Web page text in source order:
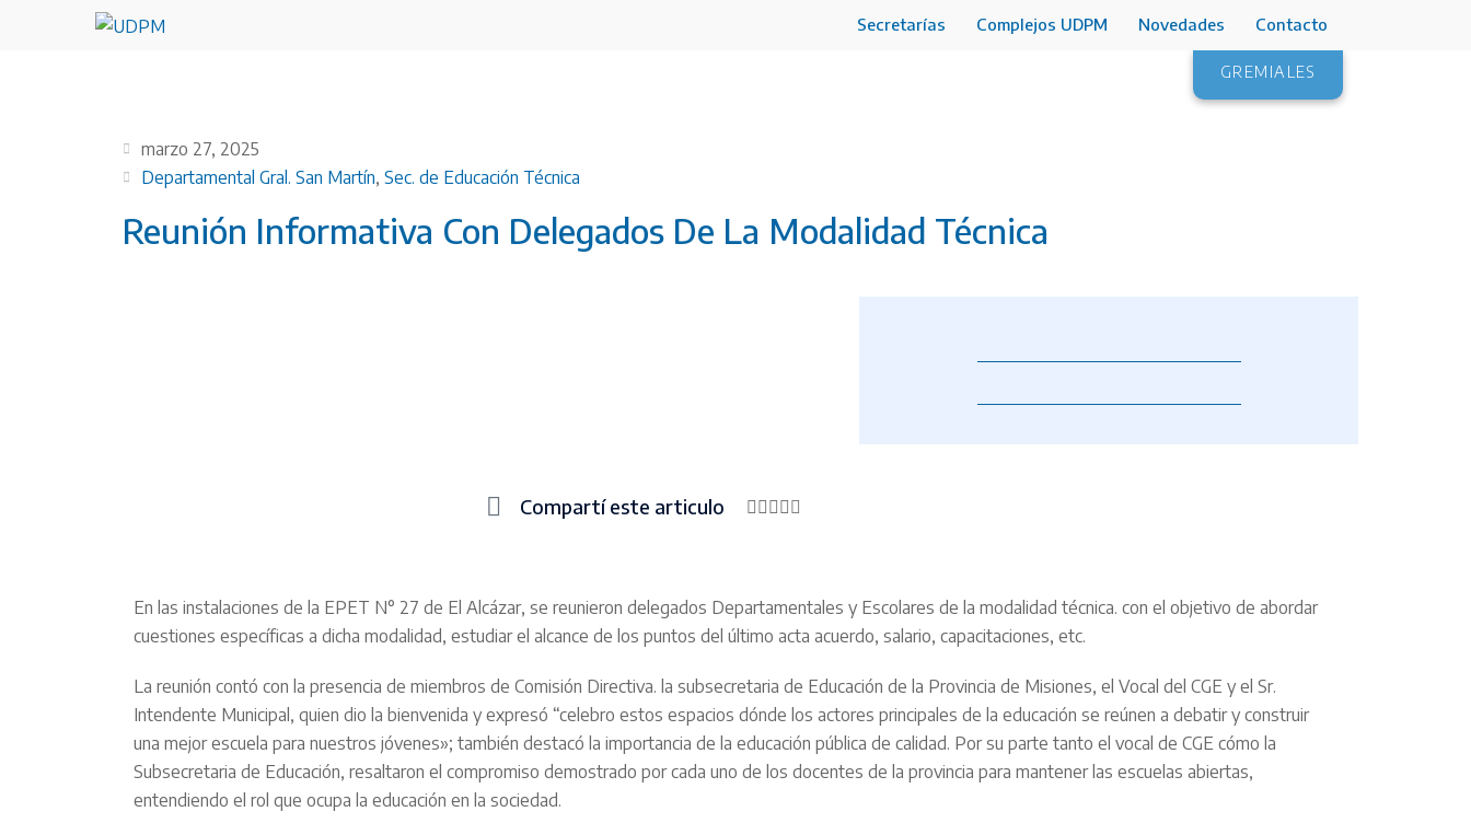
Secretarías Complejos UDPM Novedades Contacto
GREMIALES
marzo 27, 2025
Departamental Gral. San Martín, Sec. de Educación Técnica
Reunión Informativa Con Delegados De La Modalidad Técnica
Compartí este articulo
En las instalaciones de la EPET N° 27 de El Alcázar, se reunieron delegados Departamentales y Escolares de la modalidad técnica. con el objetivo de abordar
cuestiones específicas a dicha modalidad, estudiar el alcance de los puntos del último acta acuerdo, salario, capacitaciones, etc.
La reunión contó con la presencia de miembros de Comisión Directiva. la subsecretaria de Educación de la Provincia de Misiones, el Vocal del CGE y el Sr.
Intendente Municipal, quien dio la bienvenida y expresó “celebro estos espacios dónde los actores principales de la educación se reúnen a debatir y construir
una mejor escuela para nuestros jóvenes»; también destacó la importancia de la educación pública de calidad. Por su parte tanto el vocal de CGE cómo la
Subsecretaria de Educación, resaltaron el compromiso demostrado por cada uno de los docentes de la provincia para mantener las escuelas abiertas,
entendiendo el rol que ocupa la educación en la sociedad.